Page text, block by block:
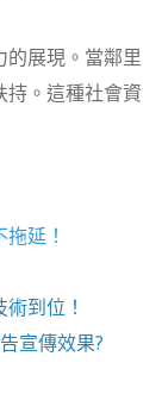
的展現。當鄰里
持。這種社會資
延！
到位！
宣傳效果?